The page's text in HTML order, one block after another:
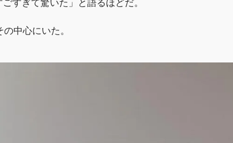
すぎて驚いた」と語るほどだ。
中心にいた。